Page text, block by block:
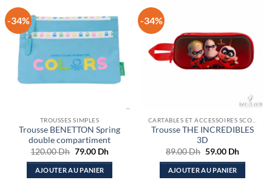
-34%
TROUSSES SIMPLES
Trousse BENETTON Spring
double compartiment
120.00Dh Le
initial
était :
79.00 DhLe
actuel
AJOUTER AU PANIER
-34%
Trousse THE INCREDIBLES
3D
89.00Dh Le
initial
était :
59.00 DhLe
actuel
AJOUTER AU PANIER